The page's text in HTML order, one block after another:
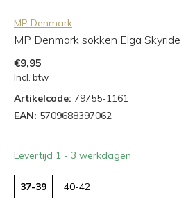
MP Denmark
MP Denmark sokken Elga Skyride
€9,95
Incl. btw
Artikelcode: 79755-1161
EAN: 5709688397062
Levertijd 1 - 3 werkdagen
37-39 40-42